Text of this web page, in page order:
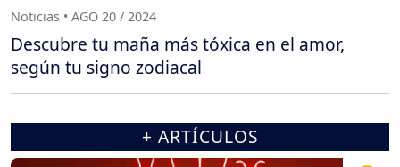
Noticias • AGO 20 / 2024
Descubre tu maña más tóxica en el amor,
según tu signo zodiacal
+ ARTÍCULOS